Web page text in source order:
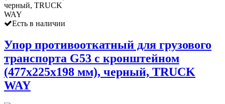
Есть в наличии
Упор противооткатный для грузового
транспорта G53 с кронштейном
(477х225х198 мм), черный, TRUCK
WAY